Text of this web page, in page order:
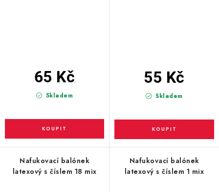
Skladem
65 Kč
Skladem
55 Kč
Nafukovací balónek
latexový s číslem 18 mix
Nafukovací balónek
latexový s číslem 1 mix